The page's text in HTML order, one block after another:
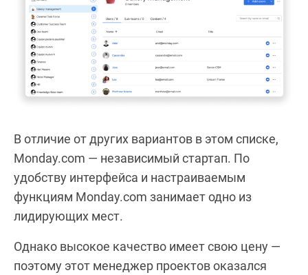
В отличие от других вариантов в этом списке,
Monday.com — независимый стартап. По
удобству интерфейса и настраиваемым
функциям Monday.com занимает одно из
лидирующих мест.
Однако высокое качество имеет свою цену —
поэтому этот менеджер проектов оказался